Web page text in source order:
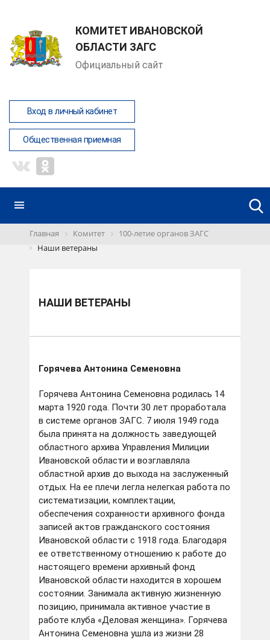
КОМИТЕТ ИВАНОВСКОЙ
ОБЛАСТИ ЗАГС
Официальный сайт
Вход в личный кабинет
Общественная приемная
Главная Комитет
100-летие органов ЗАГС
Наши ветераны
НАШИ ВЕТЕРАНЫ
Горячева Антонина Семеновна
Горячева Антонина Семеновна родилась 14
марта 1920 года. Почти 30 лет проработала
в системе органов ЗАГС. 7 июля 1949 года
была принята на должность заведующей
областного архива Управления Милиции
Ивановской области и возглавляла
областной архив до выхода на заслуженный
отдых. На ее плечи легла нелегкая работа по
систематизации, комплектации,
обеспечения сохранности архивного фонда
записей актов гражданского состояния
Ивановской области с 1918 года. Благодаря
ее ответственному отношению к работе до
настоящего времени архивный фонд
Ивановской области находится в хорошем
состоянии. Занимала активную жизненную
позицию, принимала активное участие в
работе клуба «Деловая женщина». Горячева
Антонина Семеновна ушла из жизни 28